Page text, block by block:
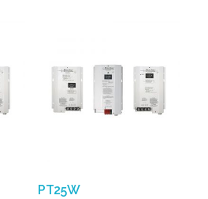
PT25W